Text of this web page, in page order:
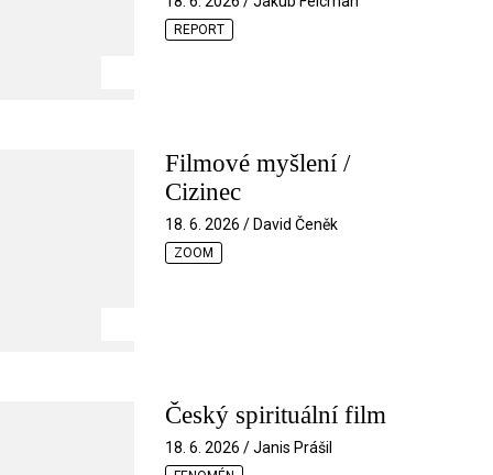
REPORT
Filmové myšlení /
Cizinec
18. 6. 2026 / David Čeněk
ZOOM
Český spirituální film
18. 6. 2026 / Janis Prášil